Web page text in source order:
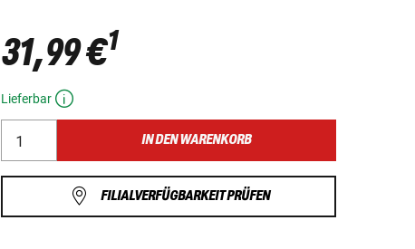
31,99 €1
Lieferbar
IN DEN WARENKORB
FILIALVERFÜGBARKEIT PRÜFEN